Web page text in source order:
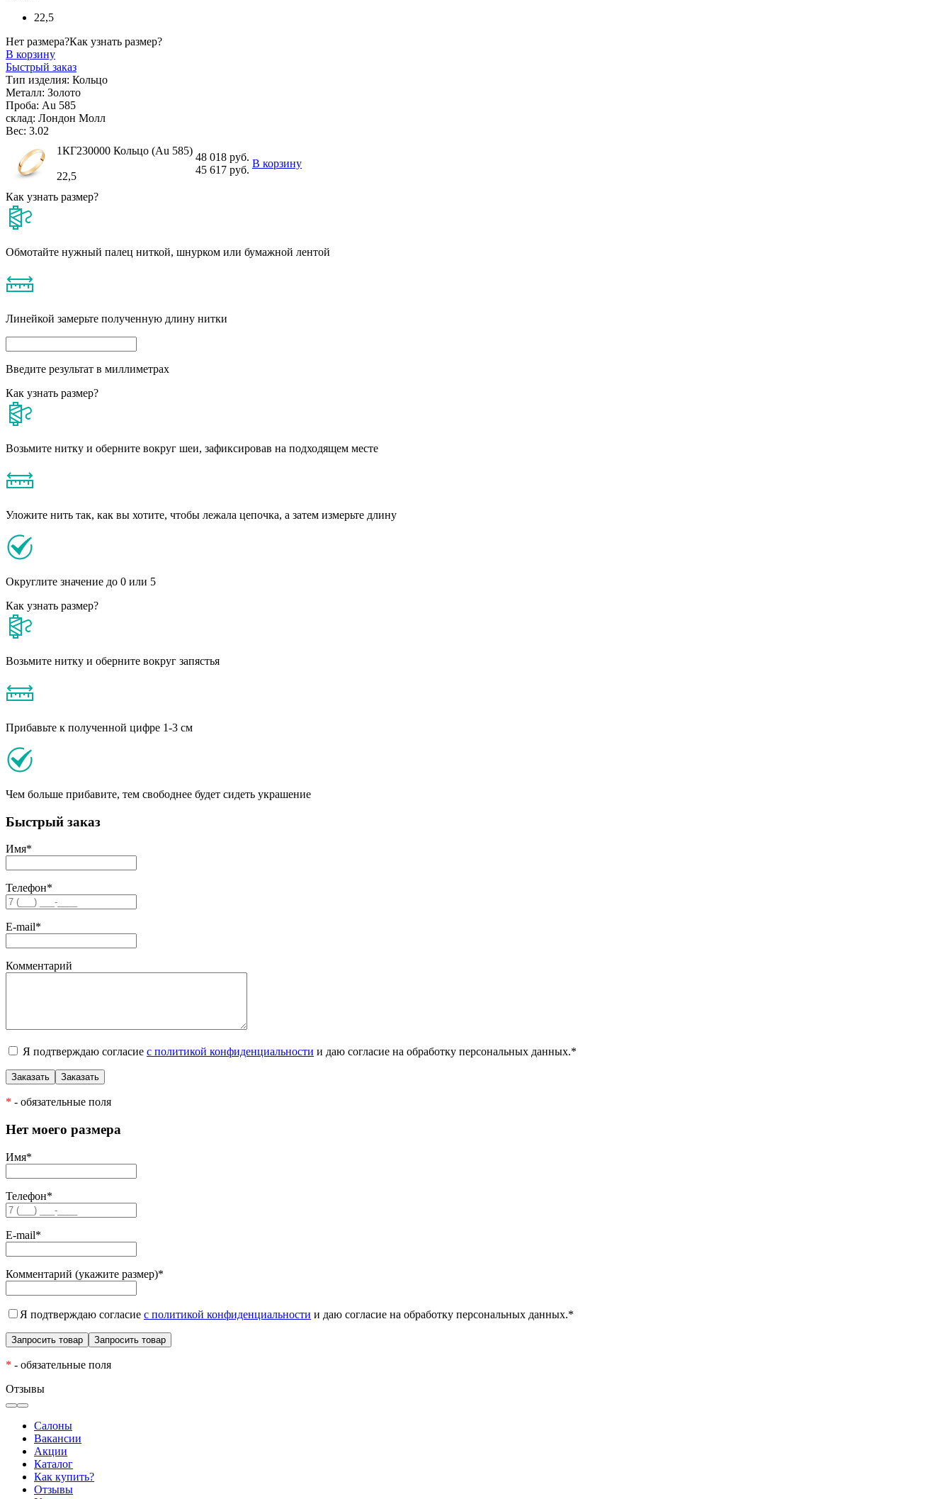
22,5
Нет размера?Как узнать размер?
В корзину
Быстрый заказ
Тип изделия: Кольцо
Металл: Золото
Проба: Au 585
склад: Лондон Молл
Вес: 3.02
1КГ230000 Кольцо (Au 585)
48 018 руб.
45 617 руб.
В корзину
22,5
Как узнать размер?
Обмотайте нужный палец ниткой, шнурком или бумажной лентой
Линейкой замерьте полученную длину нитки
Введите результат в миллиметрах
Как узнать размер?
Возьмите нитку и оберните вокруг шеи, зафиксировав на подходящем месте
Уложите нить так, как вы хотите, чтобы лежала цепочка, а затем измерьте длину
Округлите значение до 0 или 5
Как узнать размер?
Возьмите нитку и оберните вокруг запястья
Прибавьте к полученной цифре 1-3 см
Чем больше прибавите, тем свободнее будет сидеть украшение
Быстрый заказ
Имя*
Телефон*
E-mail*
Комментарий
Я подтверждаю согласие с политикой конфиденциальности и даю согласие на обработку персональных данных.*
* - обязательные поля
Нет моего размера
Имя*
Телефон*
E-mail*
Комментарий (укажите размер)*
Я подтверждаю согласие с политикой конфиденциальности и даю согласие на обработку персональных данных.*
* - обязательные поля
Отзывы
Салоны
Вакансии
Акции
Каталог
Как купить?
Отзывы